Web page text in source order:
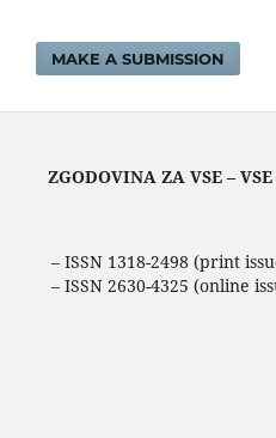
MAKE A SUBMISSION
ZGODOVINA ZA VSE –
– ISSN 1318-2498 (print
– ISSN 2630-4325 (online